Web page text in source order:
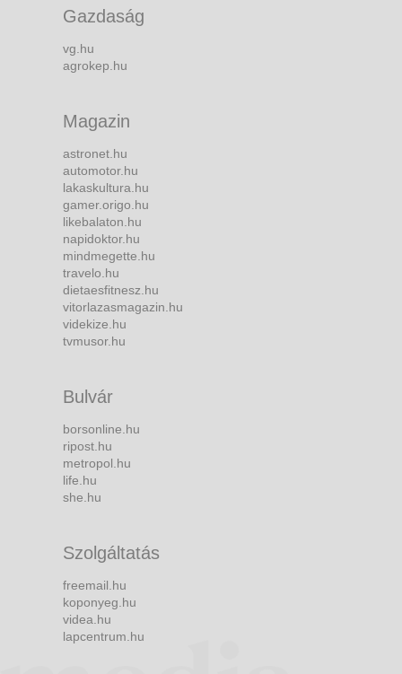
Gazdaság
vg.hu
agrokep.hu
Magazin
astronet.hu
automotor.hu
lakaskultura.hu
gamer.origo.hu
likebalaton.hu
napidoktor.hu
mindmegette.hu
travelo.hu
dietaesfitnesz.hu
vitorlazasmagazin.hu
videkize.hu
tvmusor.hu
Bulvár
borsonline.hu
ripost.hu
metropol.hu
life.hu
she.hu
Szolgáltatás
freemail.hu
koponyeg.hu
videa.hu
lapcentrum.hu